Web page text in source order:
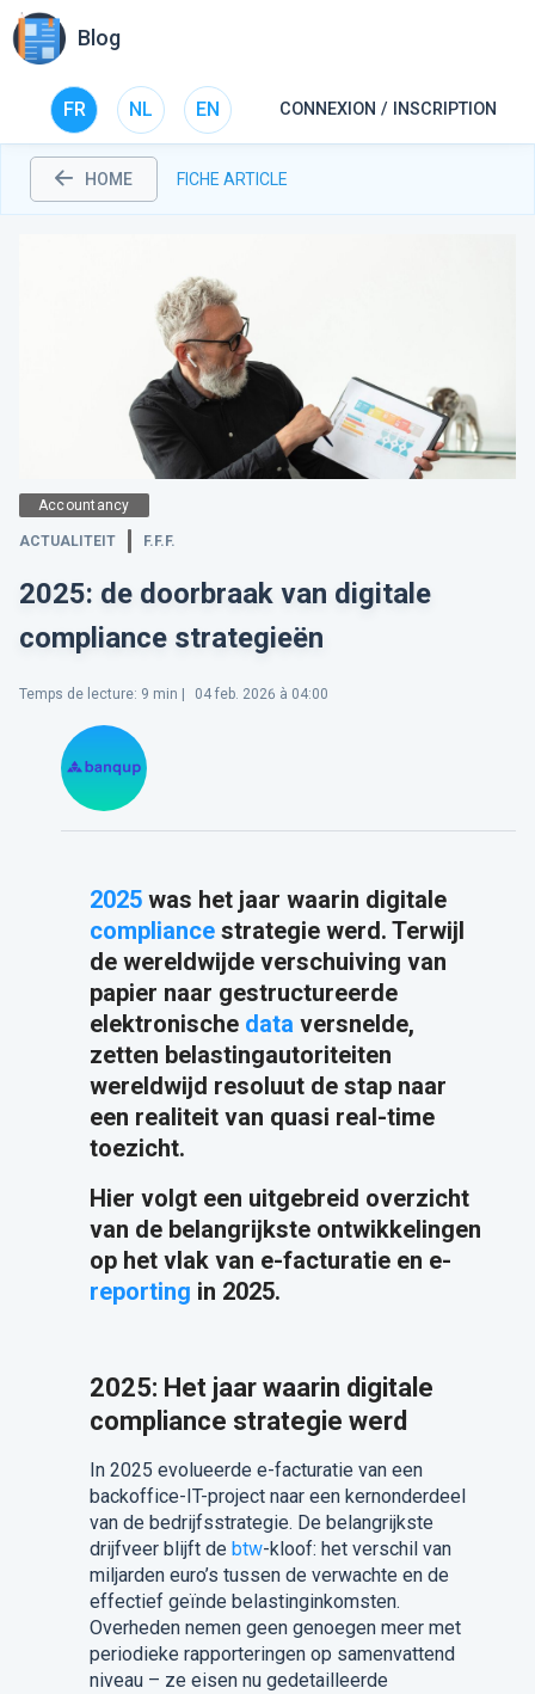
Blog
FR NL EN CONNEXION / INSCRIPTION
HOME FICHE ARTICLE
Accountancy
ACTUALITEIT F.F.F.
2025: de doorbraak van digitale
compliance strategieën
Temps de lecture: 9 min | 04 feb. 2026 à 04:00
2025was het jaar waarin digitale
compliancestrategie werd. Terwijl
de wereldwijde verschuiving van
papier naar gestructureerde
elektronische data versnelde,
zetten belastingautoriteiten
wereldwijd resoluut de stap naar
een realiteit van quasi real-time
toezicht.
Hier volgt een uitgebreid overzicht
van de belangrijkste ontwikkelingen
op het vlak van e-facturatie en e-
reporting in 2025.
2025: Het jaar waarin digitale
compliance strategie werd
In 2025 evolueerde e-facturatie van een
backoffice-IT-project naar een kernonderdeel
van de bedrijfsstrategie. De belangrijkste
drijfveer blijft de btw-kloof: het verschil van
miljarden euro’s tussen de verwachte en de
effectief geïnde belastinginkomsten.
Overheden nemen geen genoegen meer met
periodieke rapporteringen op samenvattend
niveau – ze eisen nu gedetailleerde